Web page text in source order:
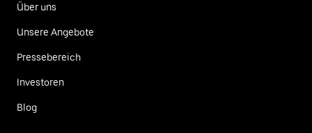
Über uns
Unsere Angebote
Pressebereich
Investoren
Blog